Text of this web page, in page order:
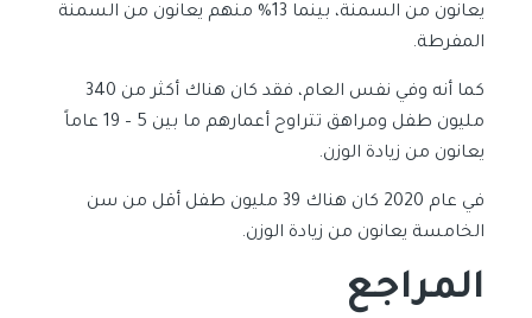
يعانون من السمنة، بينما 13% منهم يعانون من السمنة
المفرطة.
كما أنه وفي نفس العام، فقد كان هناك أكثر من 340
مليون طفل ومراهق تتراوح أعمارهم ما بين 5 – 19 عاماً
يعانون من زيادة الوزن.
في عام 2020 كان هناك 39 مليون طفل أقل من سن
الخامسة يعانون من زيادة الوزن.
المراجع